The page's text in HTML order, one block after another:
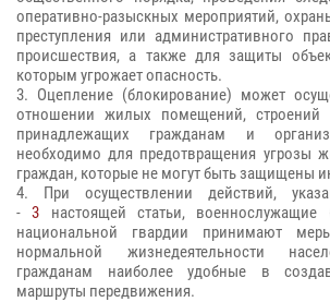
оперативно-разыскных мероприятий,
преступления или административного
происшествия, а также для защиты
которым угрожает опасность.
3. Оцепление (блокирование) может
отношении жилых помещений, строений
принадлежащих гражданам и
необходимо для предотвращения угрозы
граждан, которые не могут быть защищены
4. При осуществлении действий,
-3 настоящей статьи, военнослужащие
национальной гвардии принимают
нормальной жизнедеятельности
гражданам наиболее удобные в
маршруты передвижения.